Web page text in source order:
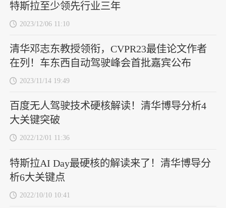
特斯拉至少领先行业三年
2023/12/06 11:10
清华邓志东教授领衔，CVPR23最佳论文作者
在列！车东西自动驾驶峰会首批嘉宾公布
2023/11/14 19:49
百度无人驾驶技术硬核解读！清华博导分析4
大关键突破
2022/12/01 11:36
特斯拉AI Day最硬核的解读来了！清华博导分
析6大关键点
2022/10/10 10:41